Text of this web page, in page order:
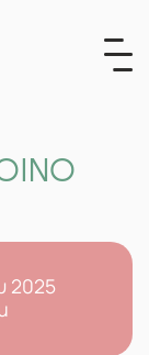
2025